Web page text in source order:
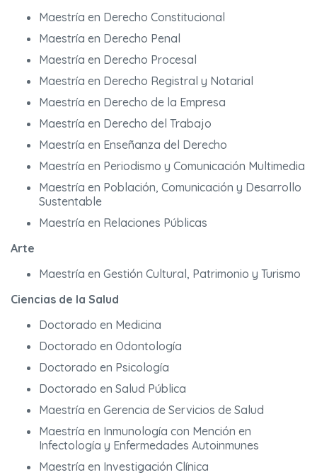
Maestría en Derecho Constitucional
Maestría en Derecho Penal
Maestría en Derecho Procesal
Maestría en Derecho Registral y Notarial
Maestría en Derecho de la Empresa
Maestría en Derecho del Trabajo
Maestría en Enseñanza del Derecho
Maestría en Periodismo y Comunicación Multimedia
Maestría en Población, Comunicación y Desarrollo
Sustentable
Maestría en Relaciones Públicas
Arte
Maestría en Gestión Cultural, Patrimonio y Turismo
Ciencias de la Salud
Doctorado en Medicina
Doctorado en Odontología
Doctorado en Psicología
Doctorado en Salud Pública
Maestría en Gerencia de Servicios de Salud
Maestría en Inmunología con Mención en
Infectología y Enfermedades Autoinmunes
Maestría en Investigación Clínica